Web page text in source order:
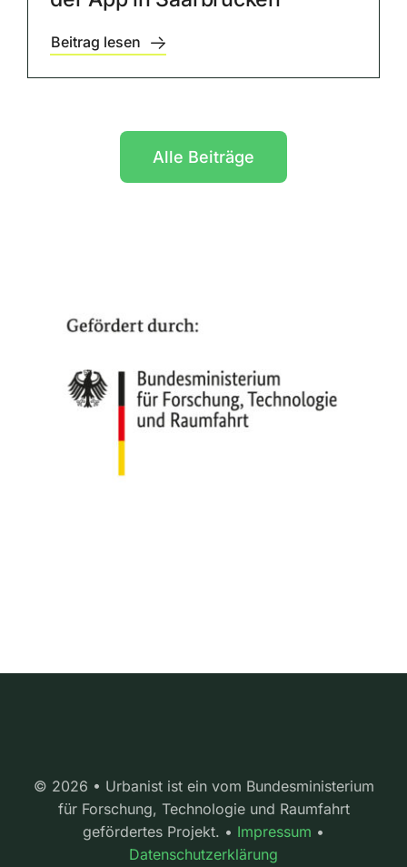
Beitrag lesen
Alle Beiträge
© 2026 • Urbanist ist ein vom Bundesministerium
für Forschung, Technologie und Raumfahrt
gefördertes Projekt. • Impressum •
Datenschutzerklärung